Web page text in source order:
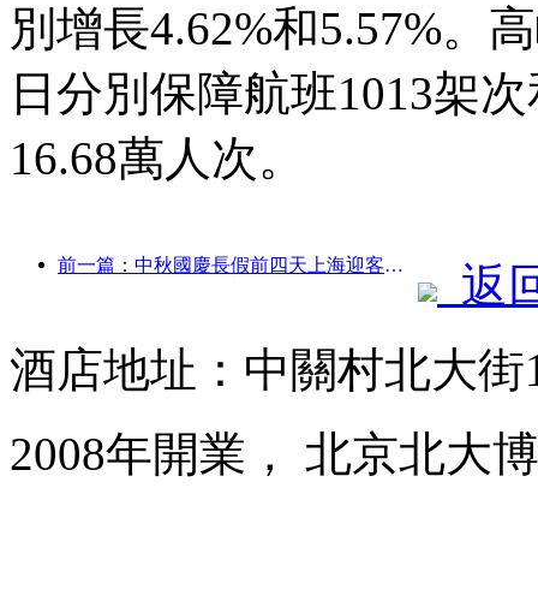
別增長4.62%和5.57%。
日分別保障航班1013架
16.68萬人次。
前一篇：中秋國慶長假前四天上海迎客逾1511萬人次，同比增長超兩成
返
酒店地址：中關村北大
2008年開業， 北京北